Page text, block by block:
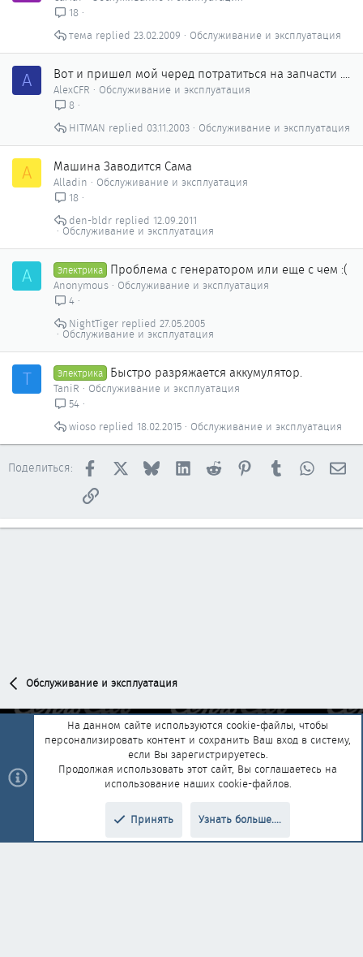
18
Обслуживание и эксплуатация
23.02.2009
тема
A Вот и пришел мой черед потратиться на запчасти ....
AlexCFR
Обслуживание и эксплуатация
8
Обслуживание и эксплуатация
03.11.2003
HITMAN
A Машина Заводится Сама
Alladin
Обслуживание и эксплуатация
18
Обслуживание и эксплуатация
12.09.2011
den-bldr
A Электрика Проблема с генератором или еще с чем :(
Anonymous
Обслуживание и эксплуатация
4
Обслуживание и эксплуатация
27.05.2005
NightTiger
T Электрика Быстро разряжается аккумулятор.
TaniR
Обслуживание и эксплуатация
54
Обслуживание и эксплуатация
18.02.2015
wioso
Поделиться: Facebook BlueskyLinkedInReddit PinterestTumblr
Ссылка
Обслуживание и эксплуатация
Обратная связь
Условия и правила
Политика конфиденциальности
Помощь Главная
R
add-ons by ThemeHouse Перевод от Jumuro®
На данном сайте используются cookie-файлы, чтобы
персонализировать контент и сохранить Ваш вход в систему,
если Вы зарегистрируетесь.
Продолжая использовать этот сайт, Вы соглашаетесь на
использование наших cookie-файлов.
Принять Узнать больше....